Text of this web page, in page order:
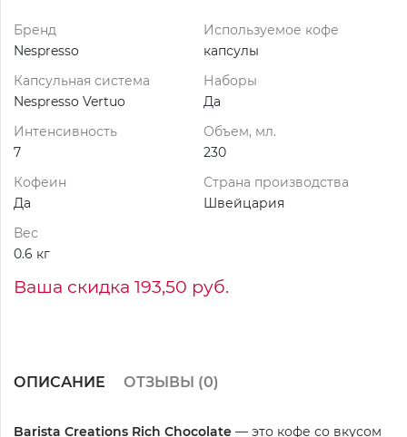
Бренд
Nespresso
Используемое кофе
капсулы
Капсульная система
Nespresso Vertuo
Наборы
Да
Интенсивность
7
Объем, мл.
230
Кофеин
Да
Страна производства
Швейцария
Вес
0.6 кг
Ваша скидка 193,50 руб.
ОПИСАНИЕ ОТЗЫВЫ (0)
Barista Creations Rich Chocolate — это кофе со вкусом